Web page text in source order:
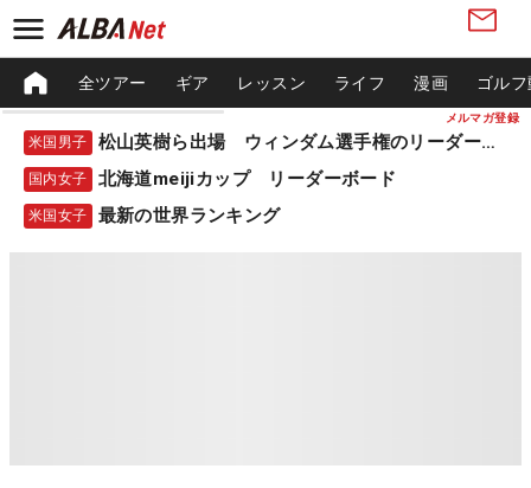
メルマガ登録
全ツアー ギア レッスン ライフ 漫画 ゴル
米国男子 松山英樹ら出場 ウィンダム選手権のリーダーボード
国内女子 北海道meijiカップ リーダーボード
米国女子 最新の世界ランキング